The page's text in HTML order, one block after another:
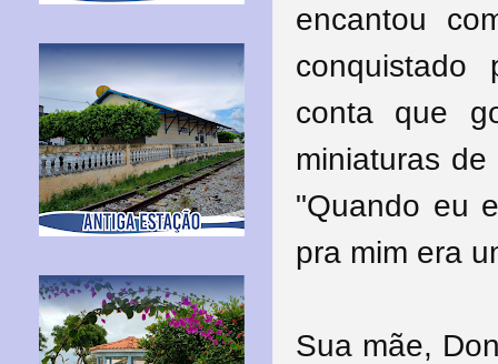
encantou
conquistado
conta que
miniaturas
"Quando eu
pra mim era
Sua mãe,